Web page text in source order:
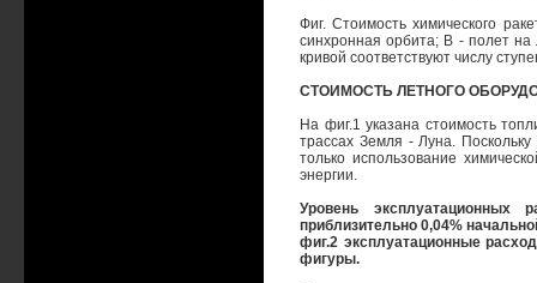
Фиг. Стоимость химического
синхронная орбита; В - полет
кривой соответствуют числу
СТОИМОСТЬ ЛЕТНОГО
На фиг.1 указана стоимость
трассах Земля - Луна.
только использование
энергии.
Уровень эксплуатационных
приблизительно 0,04%
фиг.2 эксплуатационные
фигуры.